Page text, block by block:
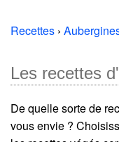
Recettes ›
Les recettes
De quelle sorte de
vous envie ?